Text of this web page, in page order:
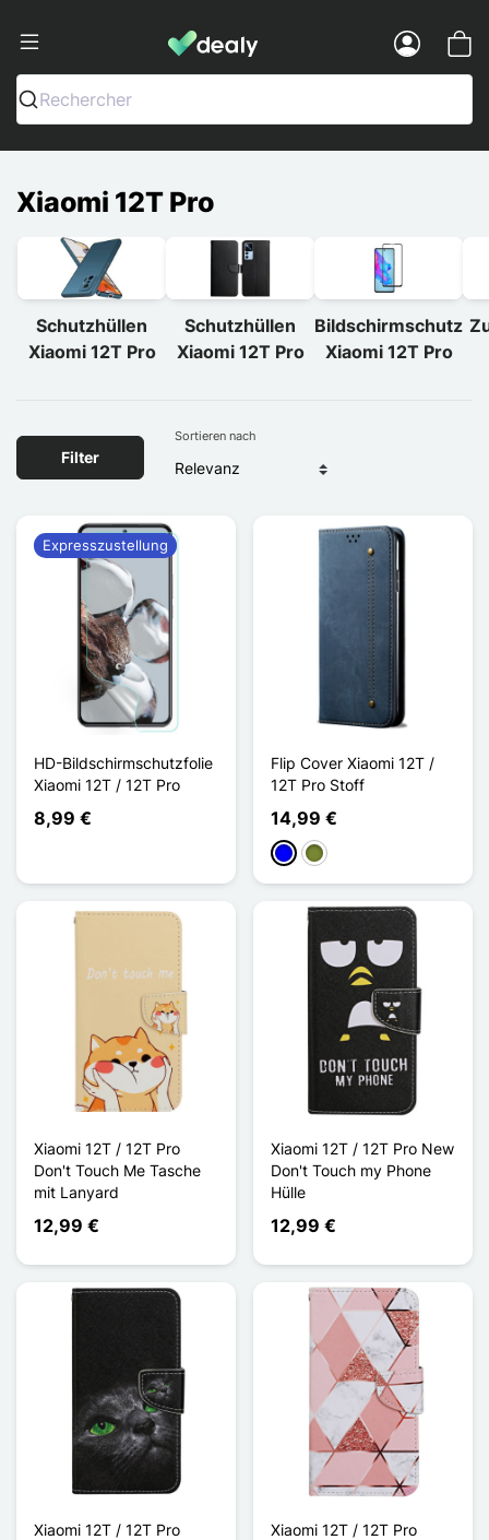
Dealy - Hüllen und Zubehör für
Rechercher
Xiaomi 12T Pro
Schutzhüllen
Xiaomi 12T Pro
Schutzhüllen
Xiaomi 12T Pro
Bildschirmschutz
Xiaomi 12T Pro
Filter
Sortieren nach
HD-Bildschirmschutzfolie
Xiaomi 12T / 12T Pro
8,99 €
Expresszustellung
Flip Cover Xiaomi 12T /
12T Pro Stoff
14,99 €
BlauKhaki
Xiaomi 12T / 12T Pro
Don't Touch Me Tasche
mit Lanyard
12,99 €
Xiaomi 12T / 12T Pro New
Don't Touch my Phone
Hülle
12,99 €
Xiaomi 12T / 12T Pro
Xiaomi 12T / 12T Pro